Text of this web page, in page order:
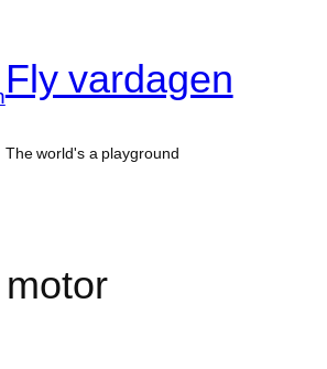
Fly vardagen
The world's a playground
motor